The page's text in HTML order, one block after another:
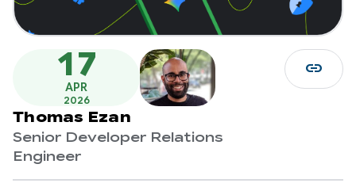
17
APR
2026
Thomas Ezan
Senior Developer Relations
Engineer
link